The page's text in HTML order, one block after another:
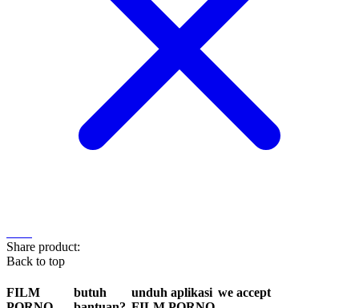
Share product:
Back to top
FILM
butuh
unduh aplikasi we accept